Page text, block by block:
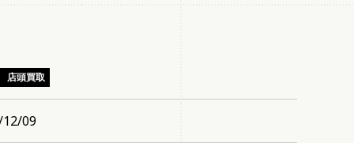
店頭買取
09